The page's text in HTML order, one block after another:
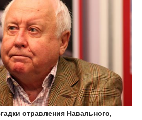
отравления Навального,